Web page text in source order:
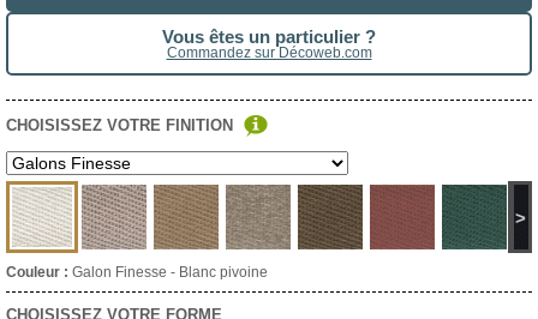
Vous êtes un particulier ?
Commandez sur Décoweb.com
CHOISISSEZ VOTRE FINITION
>
Couleur : Galon Finesse - Blanc pivoine
CHOISISSEZ VOTRE FORME